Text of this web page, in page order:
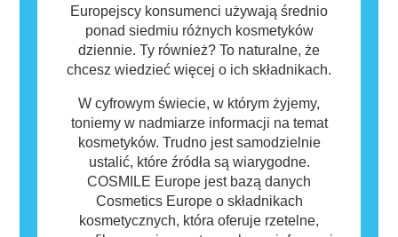
Europejscy konsumenci używają średnio
ponad siedmiu różnych kosmetyków
dziennie. Ty również? To naturalne, że
chcesz wiedzieć więcej o ich składnikach.
W cyfrowym świecie, w którym żyjemy,
toniemy w nadmiarze informacji na temat
kosmetyków. Trudno jest samodzielnie
ustalić, które źródła są wiarygodne.
COSMILE Europe jest bazą danych
Cosmetics Europe o składnikach
kosmetycznych, która oferuje rzetelne,